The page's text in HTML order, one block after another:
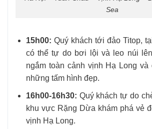
Sea
15h00: Quý khách tới đảo Titop,
có thể tự do bơi lội và leo núi
ngắm toàn cảnh vịnh Hạ Long
những tấm hình đẹp.
16h00-16h30: Quý khách tự do
khu vực Rặng Dừa khám phá vẻ
vịnh Hạ Long.